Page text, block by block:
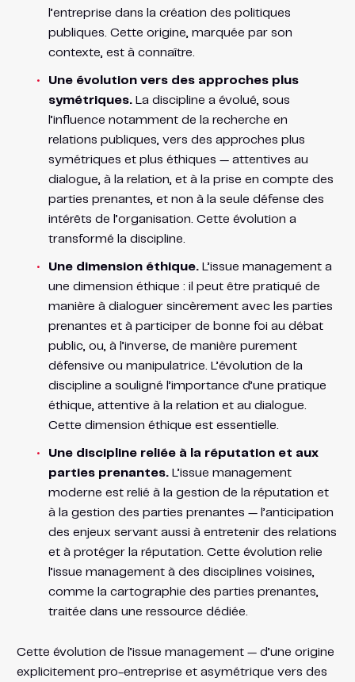
l’entreprise dans la création des politiques
publiques. Cette origine, marquée par son
contexte, est à connaître.
Une évolution vers des approches plus
symétriques.La discipline a évolué, sous
l’influence notamment de la recherche en
relations publiques, vers des approches plus
symétriques et plus éthiques — attentives au
dialogue, à la relation, et à la prise en compte des
parties prenantes, et non à la seule défense des
intérêts de l’organisation. Cette évolution a
transformé la discipline.
Une dimension éthique.L’issue management a
une dimension éthique : il peut être pratiqué de
manière à dialoguer sincèrement avec les parties
prenantes et à participer de bonne foi au débat
public, ou, à l’inverse, de manière purement
défensive ou manipulatrice. L’évolution de la
discipline a souligné l’importance d’une pratique
éthique, attentive à la relation et au dialogue.
Cette dimension éthique est essentielle.
Une discipline reliée à la réputation et aux
parties prenantes.L’issue management
moderne est relié à la gestion de la réputation et
à la gestion des parties prenantes — l’anticipation
des enjeux servant aussi à entretenir des relations
et à protéger la réputation. Cette évolution relie
l’issue management à des disciplines voisines,
comme la cartographie des parties prenantes,
traitée dans une ressource dédiée.
Cette évolution de l’issue management — d’une origine
explicitement pro-entreprise et asymétrique vers des